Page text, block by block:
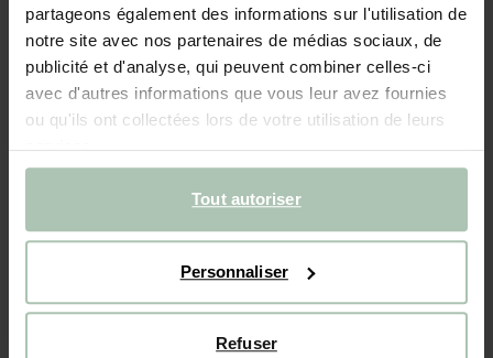
partageons également des informations sur l'utilisation de
notre site avec nos partenaires de médias sociaux, de
publicité et d'analyse, qui peuvent combiner celles-ci
avec d'autres informations que vous leur avez fournies
ou qu'ils ont collectées lors de votre utilisation de leurs
services.
Tout autoriser
Personnaliser
Refuser
Choisissez votre taille
98-104 110-116 122-128 134-140 146-152
Livraison rapide
Délai de rétractation de 14 jours